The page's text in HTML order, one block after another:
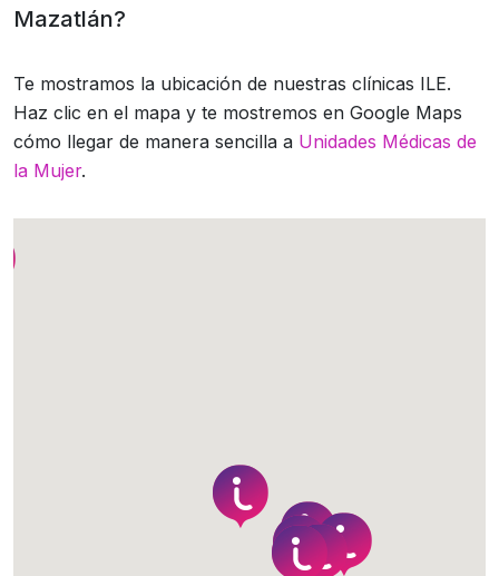
Mazatlán?
Te mostramos la ubicación de nuestras clínicas ILE.
Haz clic en el mapa y te mostremos en Google Maps
cómo llegar de manera sencilla a Unidades Médicas de
la Mujer.